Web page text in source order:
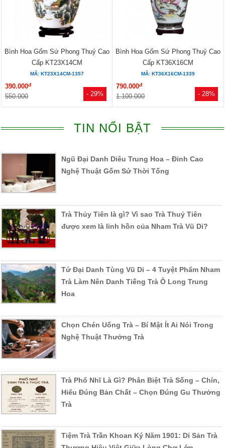
- 29%
Bình Hoa Gốm Sứ Phong Thuỷ Cao
Cấp KT23X14CM
MÃ: KT23X14CM-1357
390.000đ
550.000 - 28%
Bình Hoa Gốm Sứ Phong Thuỷ Cao
Cấp KT36X16CM
MÃ: KT36X16CM-1339
790.000đ
1.100.000
TIN NỔI BẬT
Ngũ Đại Danh Diêu Trung Hoa – Đỉnh Cao
Nghệ Thuật Gốm Sứ Thời Tống
Trà Thủy Tiên là gì? Vì sao Trà Thuỷ Tiên
được xem là linh hồn của Nham Trà Vũ Di?
Tứ Đại Danh Tùng Vũ Di – 4 Tuyệt Phẩm Nham
Trà Làm Nên Danh Tiếng Trà Ô Long Trung
Hoa
Chọn Chén Uống Trà – Bí Mật Ít Ai Nói Trong
Nghệ Thuật Thưởng Trà
Trà Phổ Nhĩ Là Gì? Phân Biệt Trà Sống – Chín,
Hiểu Đúng Bản Chất – Chọn Đúng Gu Thưởng
Trà
Tiệm Trà Trần Khoan Ký Năm 1901: Di Sản Trà